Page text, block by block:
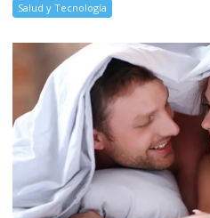
Salud y Tecnología